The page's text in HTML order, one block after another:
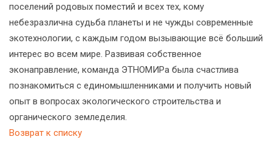
поселений родовых поместий и всех тех, кому
небезразлична судьба планеты и не чужды современные
экотехнологии, с каждым годом вызывающие всё больший
интерес во всем мире. Развивая собственное
эконаправление, команда ЭТНОМИРа была счастлива
познакомиться с единомышленниками и получить новый
опыт в вопросах экологического строительства и
органического земледелия.
Возврат к списку